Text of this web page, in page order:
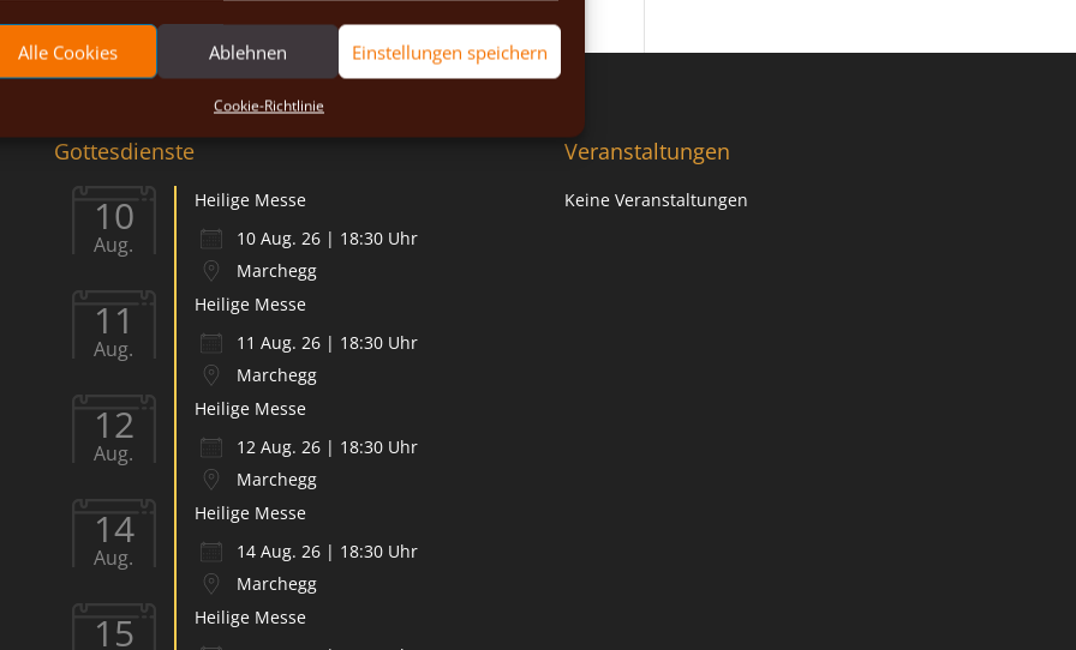
Alle Cookies Ablehnen Einstellungen speichern
Cookie-Richtlinie
Gottesdienste
10
Aug.
Heilige Messe
10 Aug. 26 | 18:30 Uhr
Marchegg
11
Aug.
Heilige Messe
11 Aug. 26 | 18:30 Uhr
Marchegg
12
Aug.
Heilige Messe
12 Aug. 26 | 18:30 Uhr
Marchegg
14
Aug.
Heilige Messe
14 Aug. 26 | 18:30 Uhr
Marchegg
15
Heilige Messe
Veranstaltungen
Keine Veranstaltungen